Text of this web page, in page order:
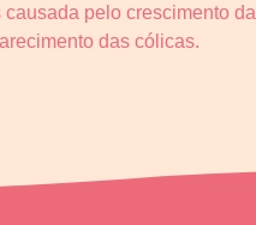
pelo crescimento da
das cólicas.